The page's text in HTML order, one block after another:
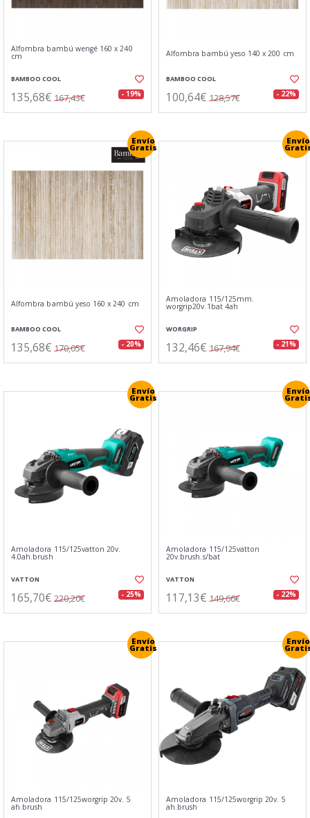
Alfombra bambú wengé 160 x 240
cm
BAMBOO COOL
135,68€ 167,43€ - 19%
Alfombra bambú yeso 140 x 200 cm
BAMBOO COOL
100,64€ 128,57€ - 22%
Envío
Gratis
Alfombra bambú yeso 160 x 240 cm
BAMBOO COOL
135,68€ 170,05€ - 20%
Envío
Amoladora 115/125mm.
worgrip20v.1bat 4ah
WORGRIP
132,46€ 167,94€ - 21%
Envío
Gratis
Amoladora 115/125vatton 20v.
4.0ah.brush
VATTON
165,70€ 220,20€ - 25%
Envío
Amoladora 115/125vatton
20v.brush.s/bat
VATTON
117,13€ 149,66€ - 22%
Envío
Gratis
Amoladora 115/125worgrip 20v. 5
ah.brush
Envío
Amoladora 115/125worgrip 20v. 5
ah.brush